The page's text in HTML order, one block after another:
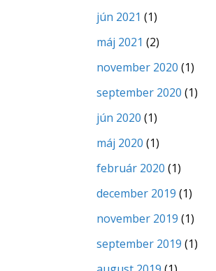
jún 2021 (1)
máj 2021 (2)
november 2020 (1)
september 2020 (1)
jún 2020 (1)
máj 2020 (1)
február 2020 (1)
december 2019 (1)
november 2019 (1)
september 2019 (1)